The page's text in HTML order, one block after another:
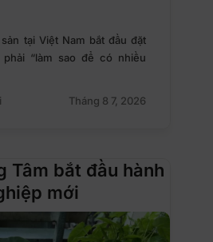
tại Việt Nam bắt đầu đặt
“làm sao để có nhiều
Tháng 8 7, 2026
Tâm bắt đầu hành
mới